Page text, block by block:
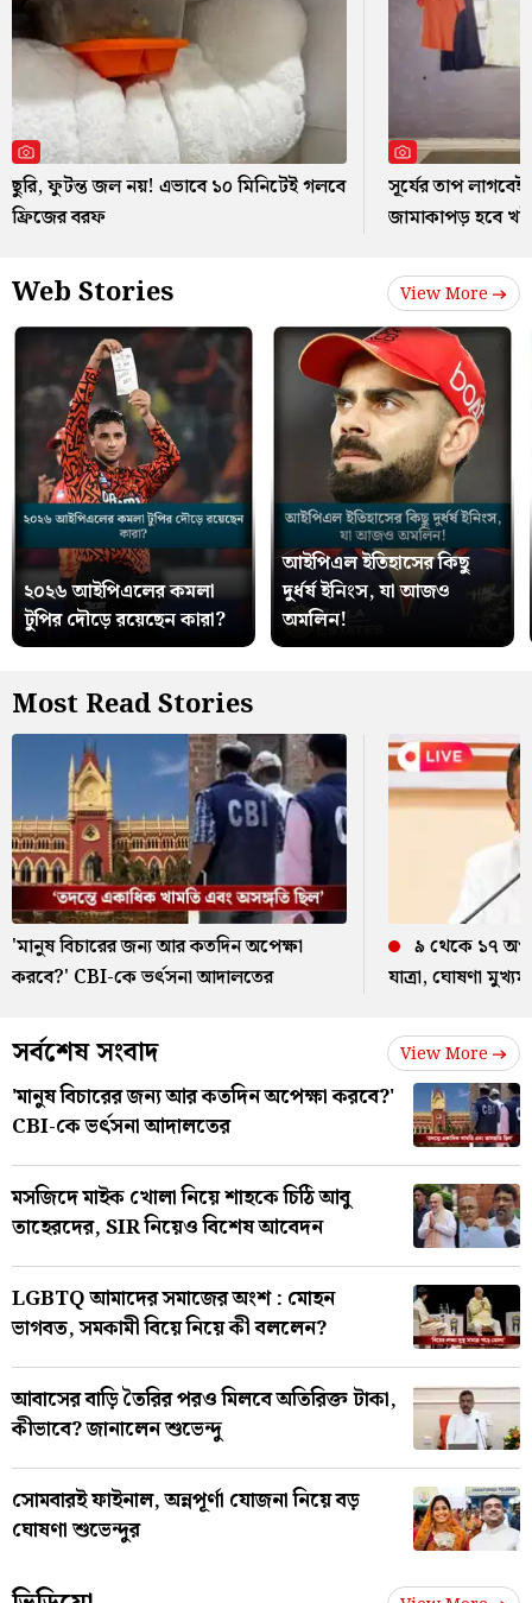
ছুরি, ফুটন্ত জল নয়! এভাবে ১০ মিনিটেই গলবে
ফ্রিজের বরফ
সূর্যের তাপ লাগবেই
জামাকাপড় হবে
Web Stories View More
২০২৬ আইপিএলের কমলা
টুপির দৌড়ে রয়েছেন কারা?
আইপিএল ইতিহাসের কিছু
দুর্ধর্ষ ইনিংস, যা আজও
অমলিন!
Most Read Stories
'মানুষ বিচারের জন্য আর কতদিন অপেক্ষা
করবে?' CBI-কে ভর্ৎসনা আদালতের
৯ থেকে ১৭
যাত্রা, ঘোষণা
সর্বশেষ সংবাদ View More
'মানুষ বিচারের জন্য আর কতদিন অপেক্ষা করবে?'
CBI-কে ভর্ৎসনা আদালতের
মসজিদে মাইক খোলা নিয়ে শাহকে চিঠি আবু
তাহেরদের, SIR নিয়েও বিশেষ আবেদন
LGBTQ আমাদের সমাজের অংশ : মোহন
ভাগবত, সমকামী বিয়ে নিয়ে কী বললেন?
আবাসের বাড়ি তৈরির পরও মিলবে অতিরিক্ত টাকা,
কীভাবে? জানালেন শুভেন্দু
সোমবারই ফাইনাল, অন্নপূর্ণা যোজনা নিয়ে বড়
ঘোষণা শুভেন্দুর